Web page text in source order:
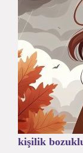
kişilik